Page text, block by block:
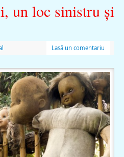
un loc sinistru şi
Lasă un comentariu